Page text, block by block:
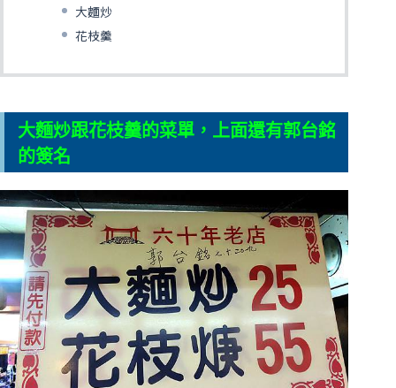
大麵炒
花枝羹
大麵炒跟花枝羹的菜單，上面還有郭台銘
的簽名